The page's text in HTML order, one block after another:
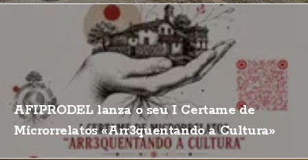
AFIPRODEL lanza o seu I Certame de
Microrrelatos «Arr3quentando a Cultura»